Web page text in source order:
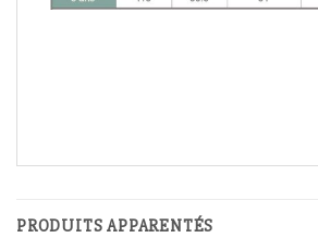
PRODUITS APPARENTÉS